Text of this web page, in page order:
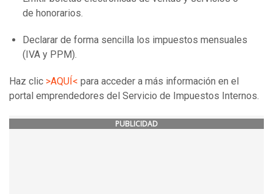
de honorarios.
Declarar de forma sencilla los impuestos mensuales
(IVA y PPM).
Haz clic >AQUÍ< para acceder a más información en el
portal emprendedores del Servicio de Impuestos Internos.
PUBLICIDAD